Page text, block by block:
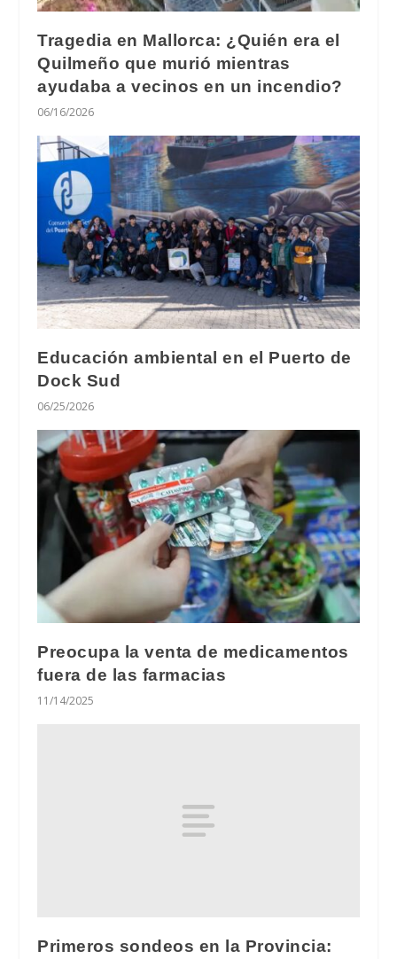
Tragedia en Mallorca: ¿Quién era el
Quilmeño que murió mientras
ayudaba a vecinos en un incendio?
06/16/2026
Educación ambiental en el Puerto de
Dock Sud
06/25/2026
Preocupa la venta de medicamentos
fuera de las farmacias
11/14/2025
Primeros sondeos en la Provincia: